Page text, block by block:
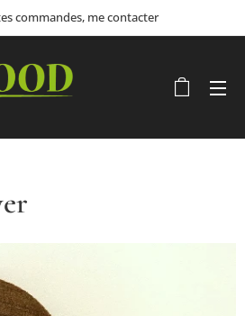
commandes, me contacter